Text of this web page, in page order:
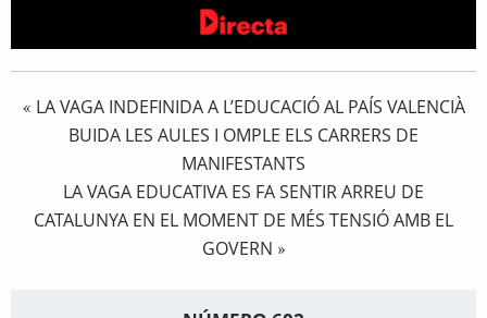
« LA VAGA INDEFINIDA A L’EDUCACIÓ AL PAÍS VALENCIÀ
BUIDA LES AULES I OMPLE ELS CARRERS DE
MANIFESTANTS
LA VAGA EDUCATIVA ES FA SENTIR ARREU DE
CATALUNYA EN EL MOMENT DE MÉS TENSIÓ AMB EL
GOVERN »